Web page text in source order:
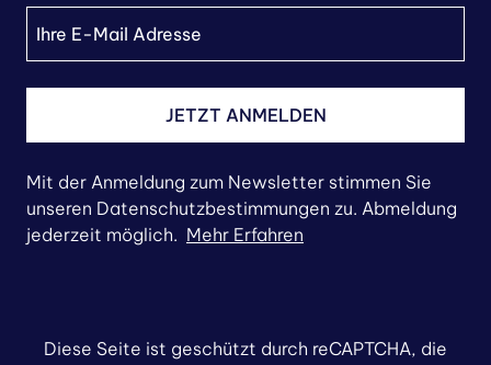
JETZT ANMELDEN
Mit der Anmeldung zum Newsletter stimmen Sie
unseren Datenschutzbestimmungen zu. Abmeldung
jederzeit möglich. Mehr Erfahren
Diese Seite ist geschützt durch reCAPTCHA, die